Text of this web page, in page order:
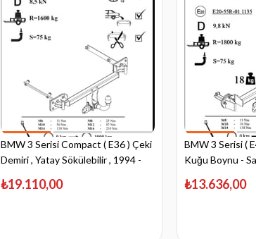
BMW 3 Serisi Compact ( E36 ) Çeki
Demiri , Yatay Sökülebilir , 1994 -
₺19.110,00
BMW 3 Serisi (
Kuğu Boynu -
₺13.636,00